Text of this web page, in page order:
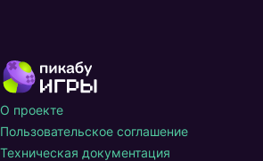
О проекте
Пользовательское соглашение
Техническая документация